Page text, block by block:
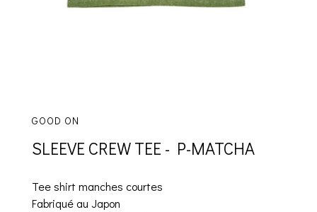
GOOD ON
SLEEVE CREW TEE - P-MATCHA
Tee shirt manches courtes
Fabriqué au Japon